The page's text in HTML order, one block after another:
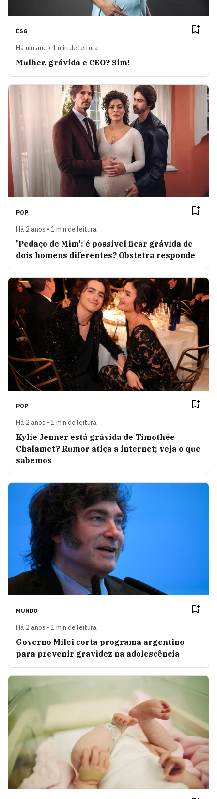
ESG
Há um ano • 1 min de leitura
Mulher, grávida e CEO? Sim!
POP
Há 2 anos • 1 min de leitura
'Pedaço de Mim': é possível ficar grávida de
dois homens diferentes? Obstetra responde
POP
Há 2 anos • 1 min de leitura
Kylie Jenner está grávida de Timothée
Chalamet? Rumor atiça a internet; veja o que
sabemos
MUNDO
Há 2 anos • 1 min de leitura
Governo Milei corta programa argentino
para prevenir gravidez na adolescência